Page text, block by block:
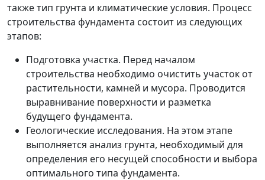
также тип грунта и климатические условия. Процесс
строительства фундамента состоит из следующих
этапов:
Подготовка участка. Перед началом
строительства необходимо очистить участок от
растительности, камней и мусора. Проводится
выравнивание поверхности и разметка
будущего фундамента.
Геологические исследования. На этом этапе
выполняется анализ грунта, необходимый для
определения его несущей способности и выбора
оптимального типа фундамента.